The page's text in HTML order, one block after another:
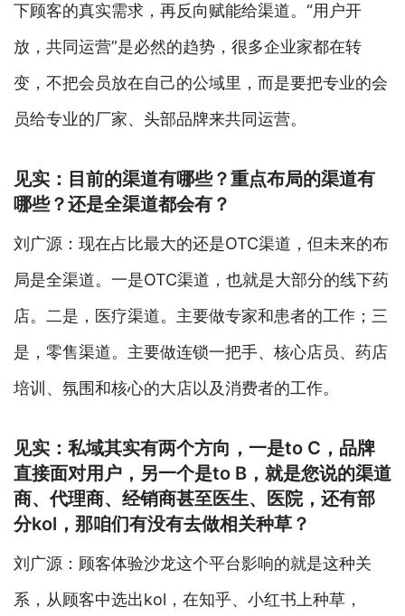
下顾客的真实需求，再反向赋能给渠道。“用户开
放，共同运营”是必然的趋势，很多企业家都在转
变，不把会员放在自己的公域里，而是要把专业的会
员给专业的厂家、头部品牌来共同运营。
见实：目前的渠道有哪些？重点布局的渠道有
哪些？还是全渠道都会有？
刘广源：现在占比最大的还是OTC渠道，但未来的布
局是全渠道。一是OTC渠道，也就是大部分的线下药
店。二是，医疗渠道。主要做专家和患者的工作；三
是，零售渠道。主要做连锁一把手、核心店员、药店
培训、氛围和核心的大店以及消费者的工作。
见实：私域其实有两个方向，一是to C，品牌
直接面对用户，另一个是to B，就是您说的渠道
商、代理商、经销商甚至医生、医院，还有部
分kol，那咱们有没有去做相关种草？
刘广源：顾客体验沙龙这个平台影响的就是这种关
系，从顾客中选出kol，在知乎、小红书上种草，